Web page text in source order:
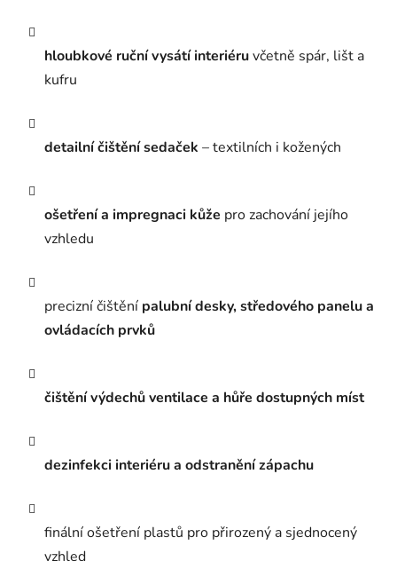
hloubkové ruční vysátí interiéruvčetně spár, lišt a
kufru
detailní čištění sedaček – textilních i kožených
ošetření a impregnaci kůže pro zachování jejího
vzhledu
precizní čištění palubní desky, středového panelu a
ovládacích prvků
čištění výdechů ventilace a hůře dostupných míst
dezinfekci interiéru a odstranění zápachu
finální ošetření plastů pro přirozený a sjednocený
vzhled